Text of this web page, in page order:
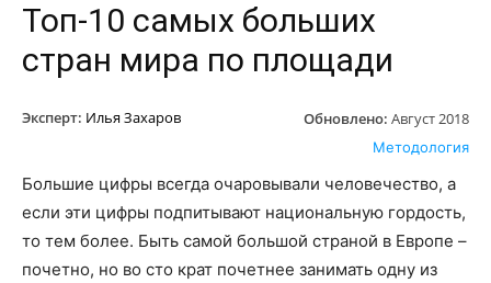
Топ-10 самых больших
стран мира по площади
Эксперт: Илья Захаров Обновлено: Август 2018
Методология
Большие цифры всегда очаровывали человечество, а
если эти цифры подпитывают национальную гордость,
то тем более. Быть самой большой страной в Европе –
почетно, но во сто крат почетнее занимать одну из